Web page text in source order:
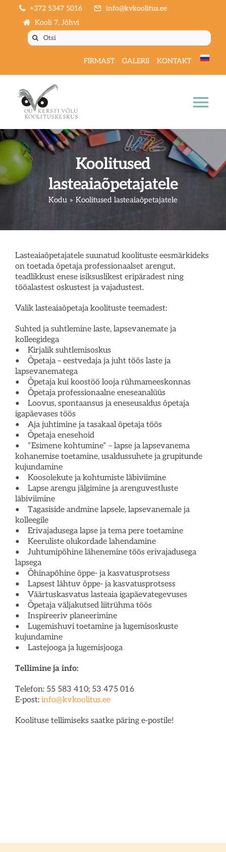
content
+372 5347 5016
info@kvkoolitus.ee
Kooli 7, Jõhvi
Otsi:
FIRMAST GALERII KONTAKT
AVALEHT
KOOLITUSKALENDER
NÕUSTAMISTEENUSED
PROJEKTID
RUUMIDE RENT
UUDISED
BLOGI
Koolitused
lasteaiaõpetajatele
Kodu Koolitused lasteaiaõpetajatele
Lasteaiaõpetajatele suunatud koolituste eesmärkideks
on toetada õpetaja professionaalset arengut,
teadlikkust enese isiksuslikest eripäradest ning
tööalastest oskustest ja vajadustest.
Valik lasteaiaõpetaja koolituste teemadest:
Suhted ja suhtlemine laste, lapsevanemate ja
kolleegidega
• Kirjalik suhtlemisoskus
• Õpetaja – eestvedaja ja juht töös laste ja
lapsevanematega
• Õpetaja kui koostöö looja rühmameeskonnas
• Õpetaja professionaalne eneseanalüüs
• Loovus, spontaansus ja eneseusaldus õpetaja
igapäevases töös
• Aja juhtimine ja tasakaal õpetaja töös
• Õpetaja enesehoid
• “Esimene kohtumine” – lapse ja lapsevanema
kohanemise toetamine, usaldussuhete ja grupitunde
kujundamine
• Koosolekute ja kohtumiste läbiviimine
• Lapse arengu jälgimine ja arenguvestluste
läbiviimine
• Tagasiside andmine lapsele, lapsevanemale ja
kolleegile
• Erivajadusega lapse ja tema pere toetamine
• Keeruliste olukordade lahendamine
• Juhtumipõhine lähenemine töös erivajadusega
lapsega
• Õhinapõhine õppe- ja kasvatusprotsess
• Lapsest lähtuv õppe- ja kasvatusprotsess
• Väärtuskasvatus lasteaia igapäevategevuses
• Õpetaja väljakutsed liitrühma töös
• Inspireeriv planeerimine
• Lugemishuvi toetamine ja lugemisoskuste
kujundamine
• Lastejooga ja lugemisjooga
Tellimine ja info:
Telefon: 55 583 410; 53 475 016
E-post: info@kvkoolitus.ee
Koolituse tellimiseks saatke päring e-postile!